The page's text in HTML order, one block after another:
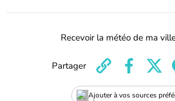
Recevoir la météo de ma
Ajouter à vos sources
Partager